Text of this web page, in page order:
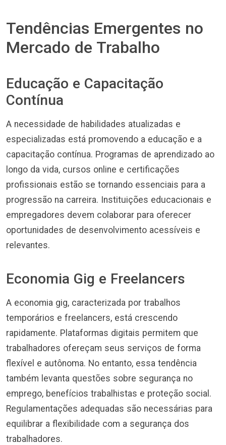
Tendências Emergentes no
Mercado de Trabalho
Educação e Capacitação
Contínua
A necessidade de habilidades atualizadas e
especializadas está promovendo a educação e a
capacitação contínua. Programas de aprendizado ao
longo da vida, cursos online e certificações
profissionais estão se tornando essenciais para a
progressão na carreira. Instituições educacionais e
empregadores devem colaborar para oferecer
oportunidades de desenvolvimento acessíveis e
relevantes.
Economia Gig e Freelancers
A economia gig, caracterizada por trabalhos
temporários e freelancers, está crescendo
rapidamente. Plataformas digitais permitem que
trabalhadores ofereçam seus serviços de forma
flexível e autônoma. No entanto, essa tendência
também levanta questões sobre segurança no
emprego, benefícios trabalhistas e proteção social.
Regulamentações adequadas são necessárias para
equilibrar a flexibilidade com a segurança dos
trabalhadores.